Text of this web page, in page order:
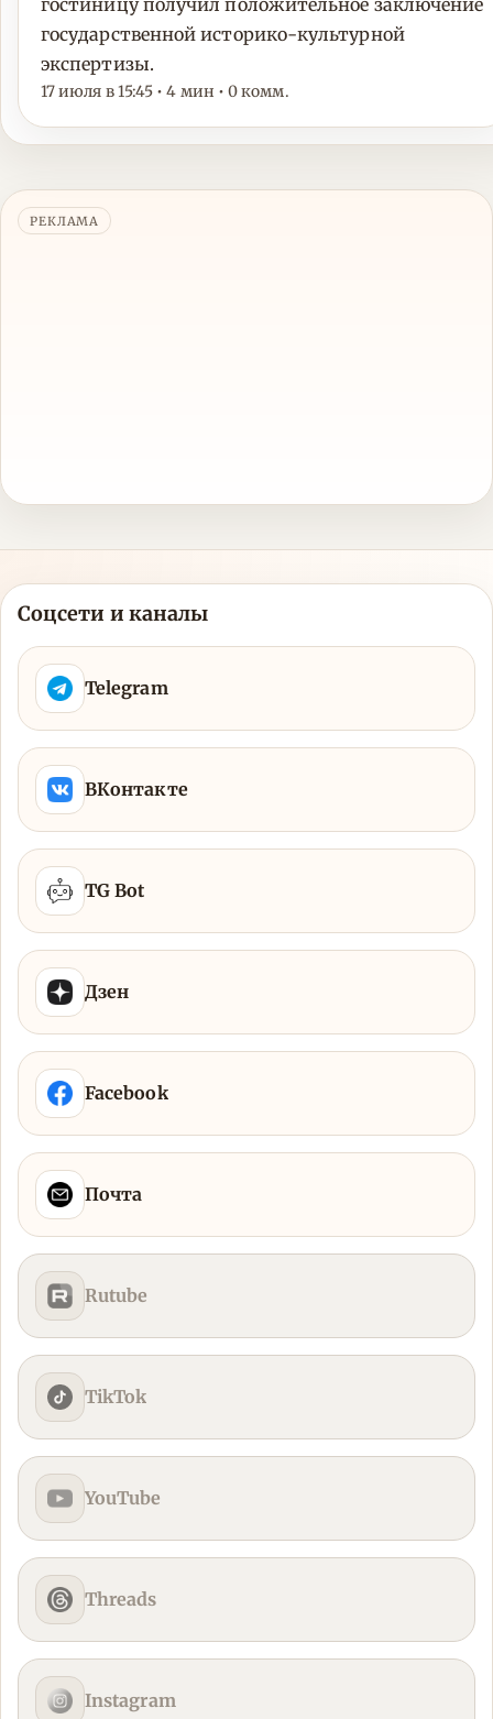
гостиницу получил положительное заключение
государственной историко-культурной
экспертизы.
17 июля в 15:45 • 4 мин • 0 комм.
РЕКЛАМА
Соцсети и каналы
Telegram
ВКонтакте
TG Bot
Дзен
Facebook
Почта
Rutube
TikTok
YouTube
Threads
Instagram